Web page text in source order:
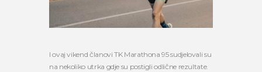
I ovaj vikend članovi TK Marathona 95 sudjelovali su
na nekoliko utrka gdje su postigli odlične rezultate.